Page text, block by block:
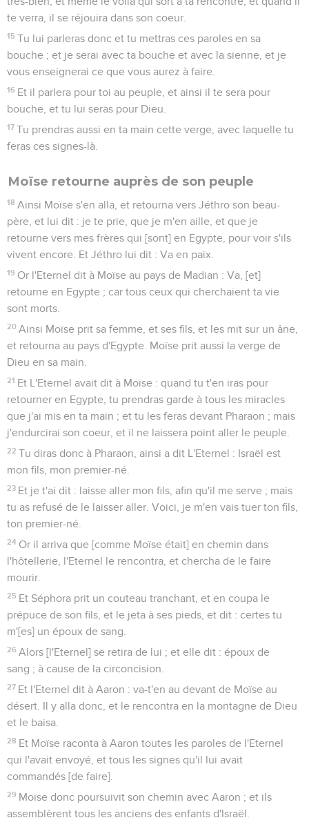
te verra, il se réjouira dans son coeur.
15 Tu lui parleras donc et tu mettras ces paroles en sa
bouche ; et je serai avec ta bouche et avec la sienne, et je
vous enseignerai ce que vous aurez à faire.
16 Et il parlera pour toi au peuple, et ainsi il te sera pour
bouche, et tu lui seras pour Dieu.
17 Tu prendras aussi en ta main cette verge, avec laquelle tu
feras ces signes-là.
Moïse retourne auprès de son peuple
18 Ainsi Moïse s'en alla, et retourna vers Jéthro son beau-
père, et lui dit : je te prie, que je m'en aille, et que je
retourne vers mes frères qui [sont] en Egypte, pour voir s'ils
vivent encore. Et Jéthro lui dit : Va en paix.
19 Or l'Eternel dit à Moïse au pays de Madian : Va, [et]
retourne en Egypte ; car tous ceux qui cherchaient ta vie
sont morts.
20 Ainsi Moïse prit sa femme, et ses fils, et les mit sur un âne,
et retourna au pays d'Egypte. Moïse prit aussi la verge de
Dieu en sa main.
21 Et L'Eternel avait dit à Moïse : quand tu t'en iras pour
retourner en Egypte, tu prendras garde à tous les miracles
que j'ai mis en ta main ; et tu les feras devant Pharaon ; mais
j'endurcirai son coeur, et il ne laissera point aller le peuple.
22 Tu diras donc à Pharaon, ainsi a dit L'Eternel : Israël est
mon fils, mon premier-né.
23 Et je t'ai dit : laisse aller mon fils, afin qu'il me serve ; mais
tu as refusé de le laisser aller. Voici, je m'en vais tuer ton fils,
ton premier-né.
24 Or il arriva que [comme Moïse était] en chemin dans
l'hôtellerie, l'Eternel le rencontra, et chercha de le faire
mourir.
25 Et Séphora prit un couteau tranchant, et en coupa le
prépuce de son fils, et le jeta à ses pieds, et dit : certes tu
m'[es] un époux de sang.
26 Alors [l'Eternel] se retira de lui ; et elle dit : époux de
sang ; à cause de la circoncision.
27 Et l'Eternel dit à Aaron : va-t'en au devant de Moïse au
désert. Il y alla donc, et le rencontra en la montagne de Dieu
et le baisa.
28 Et Moïse raconta à Aaron toutes les paroles de l'Eternel
qui l'avait envoyé, et tous les signes qu'il lui avait
commandés [de faire].
29 Moïse donc poursuivit son chemin avec Aaron ; et ils
assemblèrent tous les anciens des enfants d'Israël.